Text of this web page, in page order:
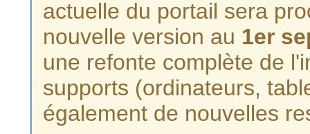
actuelle du portail sera
nouvelle version au 1er
une refonte complète de
supports (ordinateurs,
également de nouvelles